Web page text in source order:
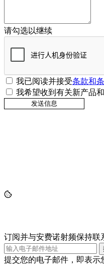
请勾选以继续
我已阅读并接受条款和
我希望收到有关新产品
订阅并与安费诺射频保持联
提交您的电子邮件，即表示